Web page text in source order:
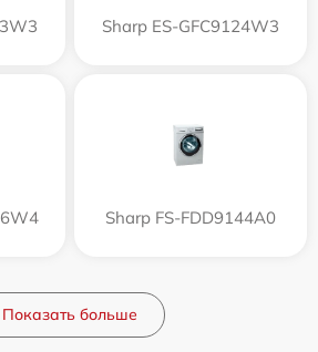
Sharp ES-GFC9124W3
Sharp FS-FDD9144A0
Показать больше